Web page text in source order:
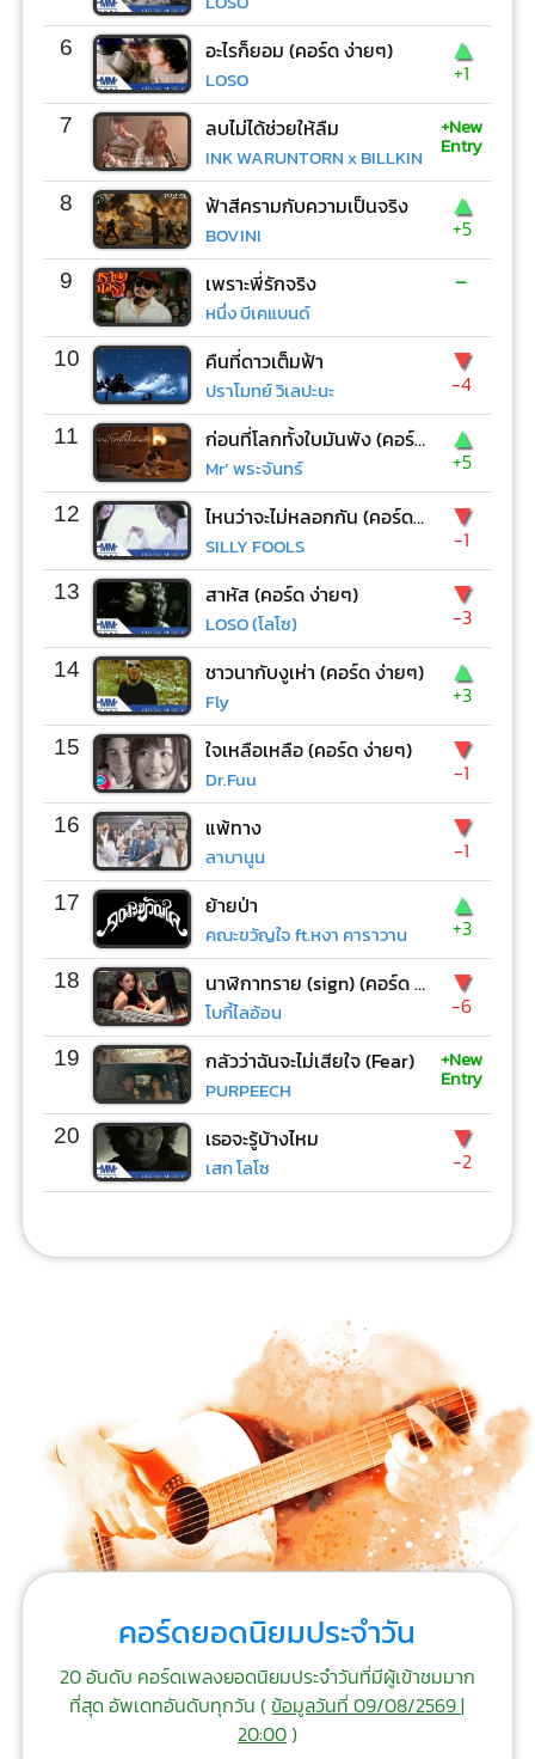
6 อะไรก็ยอม (คอร์ด ง่ายๆ)
LOSO
▲
+1
7 ลบไม่ได้ช่วยให้ลืม
INK WARUNTORN x BILLKIN
+New
Entry
8 ฟ้าสีครามกับความเป็นจริง
BOVINI
▲
+5
9 เพราะพี่รักจริง
หนึ่ง บีเคแบนด์
-
10 คืนที่ดาวเต็มฟ้า
ปราโมทย์ วิเลปะนะ
▼
-4
11 ก่อนที่โลกทั้งใบมันพัง (คอร์ด ง่ายๆ)
Mr’ พระจันทร์
▲
+5
12 ไหนว่าจะไม่หลอกกัน (คอร์ด ง่ายๆ)
SILLY FOOLS
▼
-1
13 สาหัส (คอร์ด ง่ายๆ)
LOSO (โลโซ)
▼
-3
14 ชาวนากับงูเห่า (คอร์ด ง่ายๆ)
Fly
▲
+3
15 ใจเหลือเหลือ (คอร์ด ง่ายๆ)
Dr.Fuu
▼
-1
16 แพ้ทาง
ลาบานูน
▼
-1
17 ย้ายป่า
คณะขวัญใจ ft.หงา คาราวาน
▲
+3
18 นาฬิกาทราย (sign) (คอร์ด ง่ายๆ)
โบกี้ไลอ้อน
▼
-6
19 กลัวว่าฉันจะไม่เสียใจ (Fear)
PURPEECH
+New
Entry
20 เธอจะรู้บ้างไหม
เสก โลโซ
▼
-2
คอร์ดยอดนิยมประจำวัน
20 อันดับ คอร์ดเพลงยอดนิยมประจำวันที่มีผู้เข้าชมมาก
ที่สุด อัพเดทอันดับทุกวัน (ข้อมูลวันที่ 09/08/2569 |
20:00)